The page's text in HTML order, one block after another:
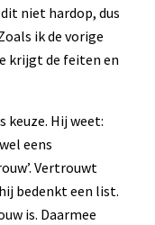
niet hardop, dus
ik de vorige
krijgt de feiten en
keuze. Hij weet:
eens
Vertrouwt
bedenkt een list.
is. Daarmee